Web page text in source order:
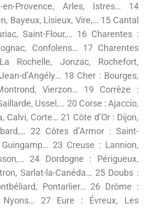
Provence, Arles, Istres… 14
Bayeux, Lisieux, Vire,… 15 Cantal
Saint-Flour,… 16 Charentes :
Confolens… 17 Charentes
Rochelle, Jonzac, Rochefort,
d’Angély… 18 Cher : Bourges,
Vierzon… 19 Corrèze :
Ussel,… 20 Corse : Ajaccio,
Calvi, Corte… 21 Côte d’Or : Dijon,
22 Côtes d’Armor : Saint-
23 Creuse : Lannion,
24 Dordogne : Périgueux,
Sarlat-la-Canéda… 25 Doubs :
Pontarlier… 26 Drôme :
Nyons… 27 Eure : Évreux, Les